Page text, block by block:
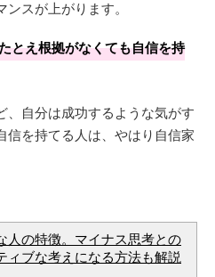
スが上がります。
とえ根拠がなくても自信を持
、自分は成功するような気がす
信を持てる人は、やはり自信家
人の特徴。マイナス思考との
ィブな考えになる方法も解説